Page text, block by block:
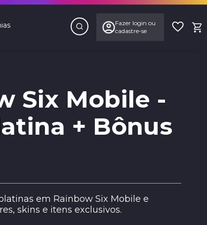
Six Mobile -
+ Bônus
em Rainbow Six Mobile e
skins e itens exclusivos.